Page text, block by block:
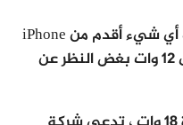
تجدر الإشارة إلى أنه إذا كان لديك أي شيء أقدم من iPhone
8/8 Plus ، فسيتم وضع حد أقصى 12 وات بغض النظر عن